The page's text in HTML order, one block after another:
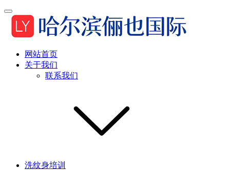
网站首页
关于我们
联系我们
洗纹身培训